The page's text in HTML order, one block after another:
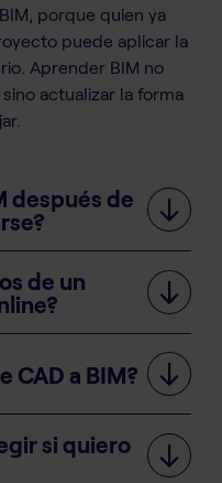
porque quien ya
puede aplicar la
Aprender BIM no
actualizar la forma
después de
de un
CAD a BIM?
si quiero